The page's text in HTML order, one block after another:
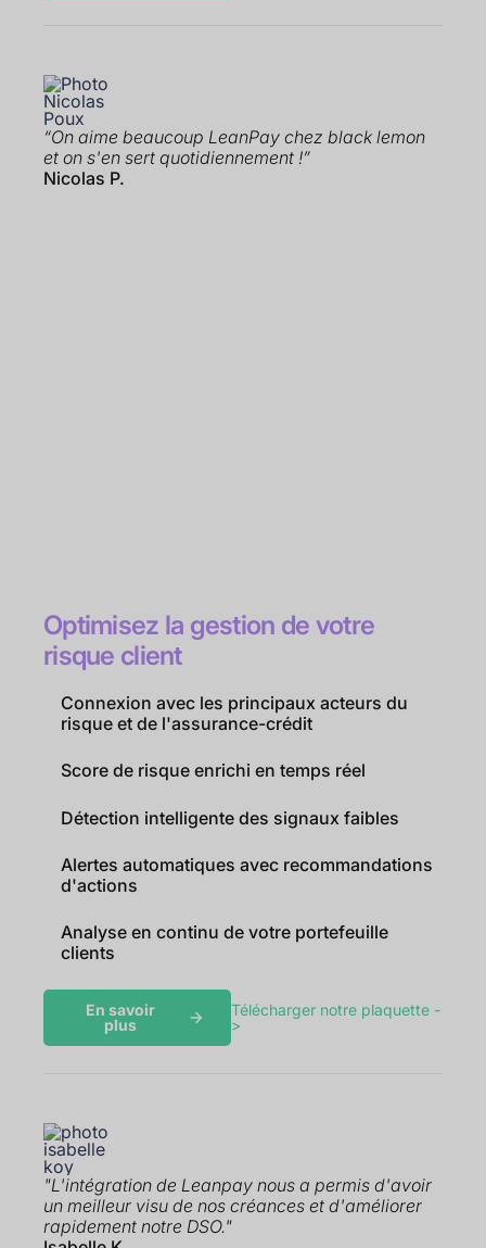
“On aime beaucoup LeanPay chez black lemon
et on s'en sert quotidiennement !”
Nicolas P.
Optimisez la gestion de votre
risque client
Connexion avec les principaux acteurs du
risque et de l'assurance-crédit
Score de risque enrichi en temps réel
Détection intelligente des signaux faibles
Alertes automatiques avec recommandations
d'actions
Analyse en continu de votre portefeuille
clients
En savoir
plus
Télécharger notre plaquette -
>
"L'intégration de Leanpay nous a permis d'avoir
un meilleur visu de nos créances et d'améliorer
rapidement notre DSO."